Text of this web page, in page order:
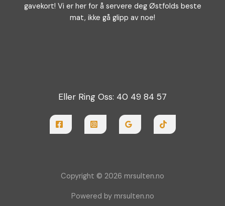
gavekort! Vi er her for å servere deg Østfolds beste
mat, ikke gå glipp av noe!
Eller Ring Oss: 40 49 84 57
Copyright © 2026 mrsulten.no
Powered by mrsulten.no